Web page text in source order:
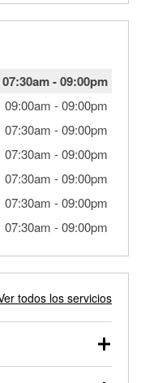
07:30am-09:00pm
09:00am -09:00pm
07:30am -09:00pm
07:30am -09:00pm
07:30am -09:00pm
07:30am -09:00pm
07:30am -09:00pm
todos los servicios